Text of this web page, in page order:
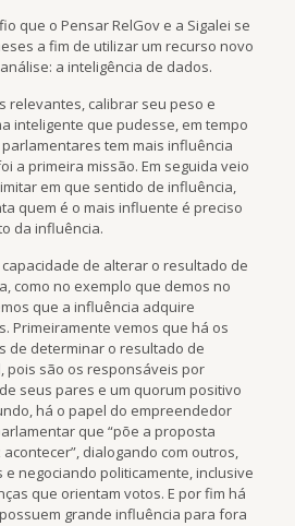
que o Pensar RelGov e a Sigalei se
a fim de utilizar um recurso novo
a inteligência de dados.
relevantes, calibrar seu peso e
inteligente que pudesse, em tempo
tem mais influência
a primeira missão. Em seguida veio
em que sentido de influência,
quem é o mais influente é preciso
da influência.
de alterar o resultado de
como no exemplo que demos no
que a influência adquire
Primeiramente vemos que há os
de determinar o resultado de
pois são os responsáveis por
seus pares e um quorum positivo
há o papel do empreendedor
que “põe a proposta
dialogando com outros,
negociando politicamente, inclusive
que orientam votos. E por fim há
grande influência para fora